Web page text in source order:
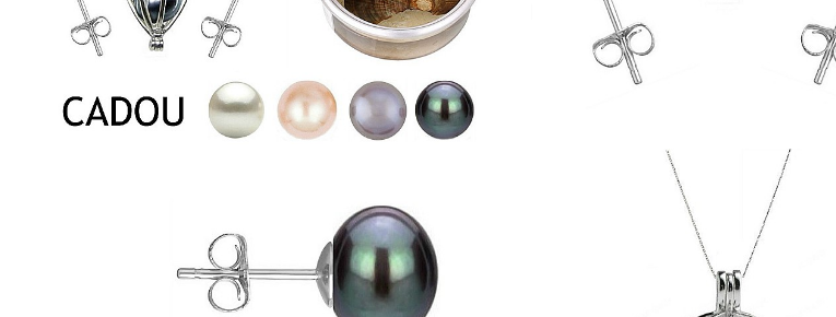
Seturi Perle cu Argint
Brățări cu Perle
Brose cu Perle